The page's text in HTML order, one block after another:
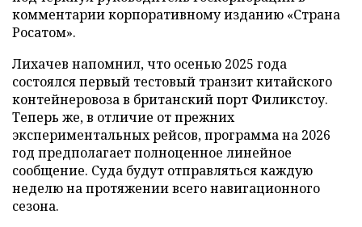
комментарии корпоративному изданию «Страна
Росатом».
Лихачев напомнил, что осенью 2025 года
состоялся первый тестовый транзит китайского
контейнеровоза в британский порт Филикстоу.
Теперь же, в отличие от прежних
экспериментальных рейсов, программа на 2026
год предполагает полноценное линейное
сообщение. Суда будут отправляться каждую
неделю на протяжении всего навигационного
сезона.